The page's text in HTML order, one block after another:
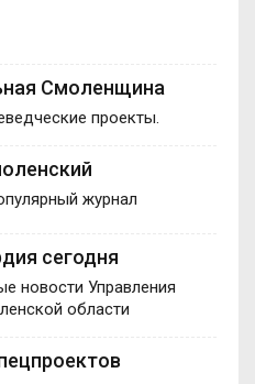
Смоленщина
проекты.
журнал
сегодня
новости Управления
области